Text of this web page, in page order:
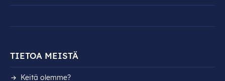
TIETOA MEISTÄ
Keitä olemme?